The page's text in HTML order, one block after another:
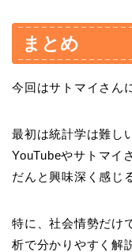
まとめ
今回はサトマイさん
最初は統計学は難し
YouTubeやサトマイ
だんと興味深く感じ
特に、社会情勢だけ
析で分かりやすく解